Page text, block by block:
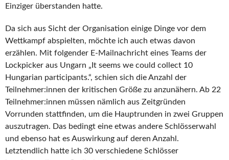
Einziger überstanden hatte.
Da sich aus Sicht der Organisation einige Dinge vor dem
Wettkampf abspielten, möchte ich auch etwas davon
erzählen. Mit folgender E-Mailnachricht eines Teams der
Lockpicker aus Ungarn „It seems we could collect 10
Hungarian participants.“, schien sich die Anzahl der
Teilnehmer:innen der kritischen Größe zu anzunähern. Ab 22
Teilnehmer:innen müssen nämlich aus Zeitgründen
Vorrunden stattfinden, um die Hauptrunden in zwei Gruppen
auszutragen. Das bedingt eine etwas andere Schlösserwahl
und ebenso hat es Auswirkung auf deren Anzahl.
Letztendlich hatte ich 30 verschiedene Schlösser